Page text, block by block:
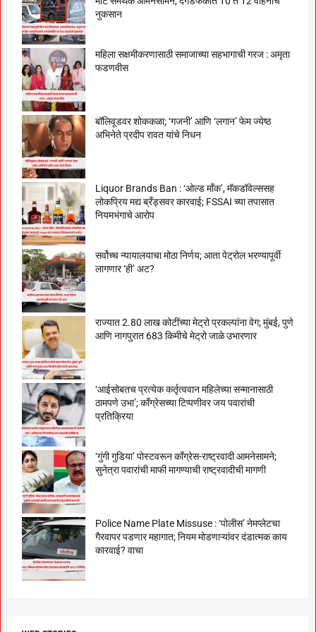
नुकसान
महिला सक्षमीकरणासाठी समाजाच्या सहभागाची गरज : अमृता
फडणवीस
बॉलिवूडवर शोककळा; ‘गजनी’ आणि ‘लगान’ फेम ज्येष्ठ
अभिनेते प्रदीप रावत यांचे निधन
Liquor Brands Ban : ‘ओल्ड मॉंक’, मॅकडॉवेल्ससह
लोकप्रिय मद्य ब्रँड्सवर कारवाई; FSSAI च्या तपासात
नियमभंगाचे आरोप
सर्वोच्च न्यायालयाचा मोठा निर्णय; आता पेट्रोल भरण्यापूर्वी
लागणार ‘ही’ अट?
राज्यात 2.80 लाख कोटींच्या मेट्रो प्रकल्पांना वेग; मुंबई, पुणे
आणि नागपुरात 683 किमीचे मेट्रो जाळे उभारणार
‘आईसोबतच प्रत्येक कर्तृत्ववान महिलेच्या सन्मानासाठी
ठामपणे उभा’; काँग्रेसच्या टिप्पणीवर जय पवारांची
प्रतिक्रिया
‘गुंगी गुडिया’ पोस्टवरून काँग्रेस-राष्ट्रवादी आमनेसामने;
सुनेत्रा पवारांची माफी मागण्याची राष्ट्रवादीची मागणी
Police Name Plate Missuse : ‘पोलीस’ नेमप्लेटचा
गैरवापर पडणार महागात; नियम मोडणाऱ्यांवर दंडात्मक काय
कारवाई? वाचा